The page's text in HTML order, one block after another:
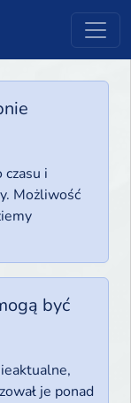
i
Możliwość
być
je ponad